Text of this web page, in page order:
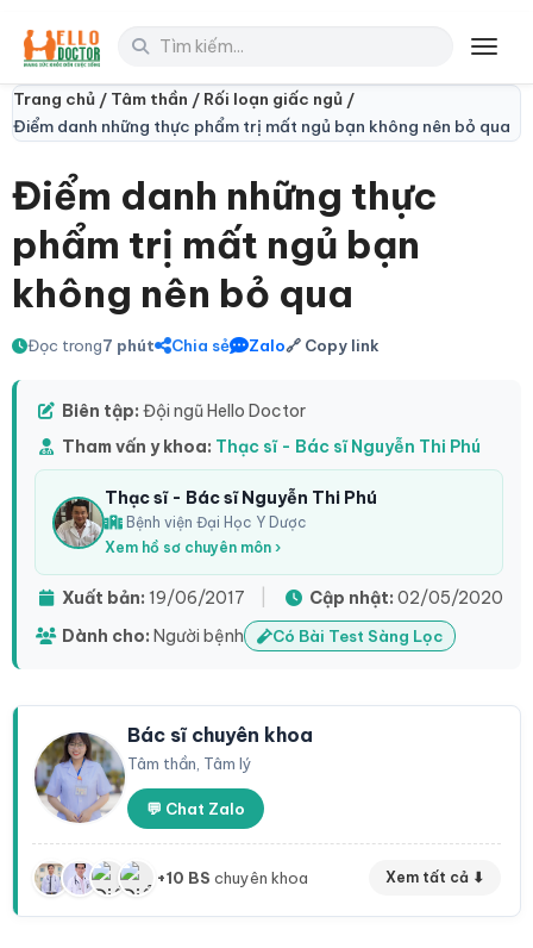
Trang chủ / Tâm thần / Rối loạn giấc ngủ /
Điểm danh những thực phẩm trị mất ngủ bạn không nên bỏ qua
Điểm danh những thực
phẩm trị mất ngủ bạn
không nên bỏ qua
Đọc trong7 phút Chia sẻ Zalo🔗 Copy link
Biên tập: Đội ngũ Hello Doctor
Tham vấn y khoa: Thạc sĩ - Bác sĩ Nguyễn Thi Phú
Thạc sĩ - Bác sĩ Nguyễn Thi Phú
Bệnh viện Đại Học Y Dược
Xem hồ sơ chuyên môn ›
Xuất bản: 19/06/2017 Cập nhật: 02/05/2020
Dành cho: Người bệnh Có Bài Test Sàng Lọc
Bác sĩ chuyên khoa
Tâm thần, Tâm lý
💬 Chat Zalo
+10 BS chuyên khoa Xem tất cả ⬇